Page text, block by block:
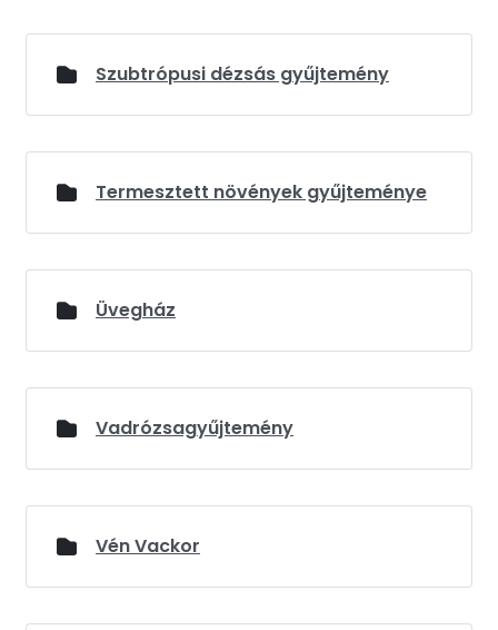
Szubtrópusi dézsás gyűjtemény
Termesztett növények gyűjteménye
Üvegház
Vadrózsagyűjtemény
Vén Vackor